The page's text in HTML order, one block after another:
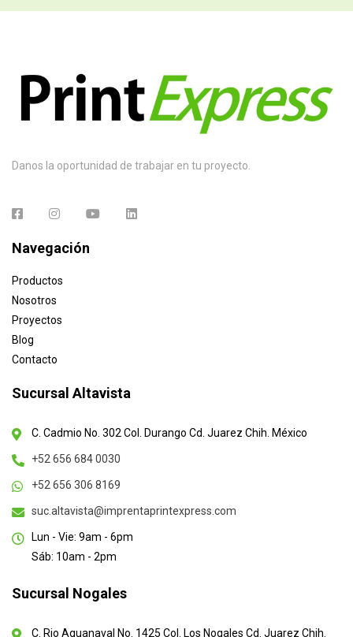
Danos la oportunidad de trabajar en tu proyecto.
Navegación
Productos
Nosotros
Proyectos
Blog
Contacto
Sucursal Altavista
C. Cadmio No. 302 Col. Durango Cd. Juarez Chih. México
+52 656 684 0030
+52 656 306 8169
suc.altavista@imprentaprintexpress.com
Lun - Vie: 9am - 6pm
Sáb: 10am - 2pm
Sucursal Nogales
C. Rio Aguanaval No. 1425 Col. Los Nogales Cd. Juarez Chih.